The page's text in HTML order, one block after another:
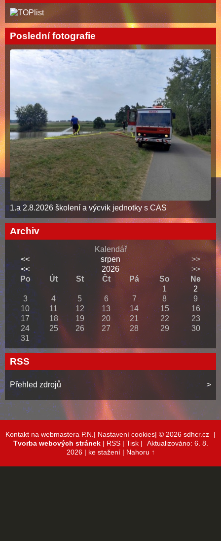
Poslední fotografie
1.a 2.8.2026 školení a výcvik jednotky s CAS
Archiv
Kalendář
<<
srpen
>>
<<
2026
>>
Po
Út St Čt Pá So
Ne
1
2
3
4 5 6 7 8
9
10
11 12 13 14 15
16
17
18 19 20 21 22
23
24
25 26 27 28 29
30
31
RSS
Přehled zdrojů
Kontakt na webmastera P.N.| Nastavení cookies| © 2026 sdhcr.cz
|
Tvorba webových stránek| RSS| Tisk|
Aktualizováno: 6. 8.
2026 | ke stažení | Nahoru ↑